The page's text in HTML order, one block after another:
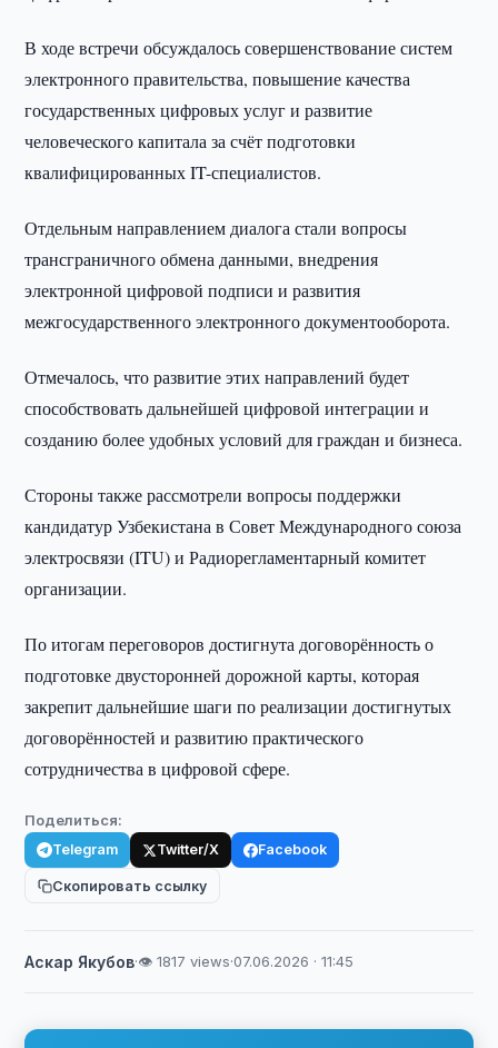
В ходе встречи обсуждалось совершенствование систем
электронного правительства, повышение качества
государственных цифровых услуг и развитие
человеческого капитала за счёт подготовки
квалифицированных IT-специалистов.
Отдельным направлением диалога стали вопросы
трансграничного обмена данными, внедрения
электронной цифровой подписи и развития
межгосударственного электронного документооборота.
Отмечалось, что развитие этих направлений будет
способствовать дальнейшей цифровой интеграции и
созданию более удобных условий для граждан и бизнеса.
Стороны также рассмотрели вопросы поддержки
кандидатур Узбекистана в Совет Международного союза
электросвязи (ITU) и Радиорегламентарный комитет
организации.
По итогам переговоров достигнута договорённость о
подготовке двусторонней дорожной карты, которая
закрепит дальнейшие шаги по реализации достигнутых
договорённостей и развитию практического
сотрудничества в цифровой сфере.
Поделиться:
Telegram Twitter/X Facebook
Скопировать ссылку
Аскар Якубов·👁 1817 views·07.06.2026 · 11:45